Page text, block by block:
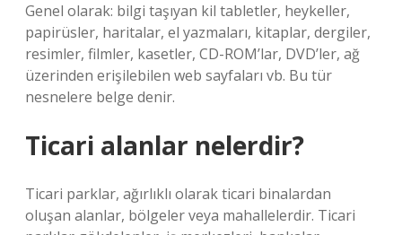
Genel olarak: bilgi taşıyan kil tabletler, heykeller,
papirüsler, haritalar, el yazmaları, kitaplar, dergiler,
resimler, filmler, kasetler, CD-ROM’lar, DVD’ler, ağ
üzerinden erişilebilen web sayfaları vb. Bu tür
nesnelere belge denir.
Ticari alanlar nelerdir?
Ticari parklar, ağırlıklı olarak ticari binalardan
oluşan alanlar, bölgeler veya mahallelerdir. Ticari